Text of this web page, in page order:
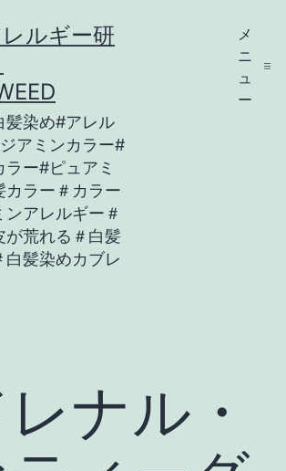
ルギー研
髪染め#アレル
アミンカラー#
ー#ピュアミ
カラー＃カラー
アレルギー＃
が荒れる＃白髪
髪染めカブレ
メ
ニ
ュ
ー
ナル・